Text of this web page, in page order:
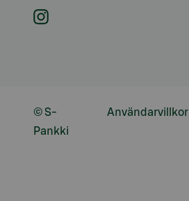
Användarvillkor
© S-
Pankki